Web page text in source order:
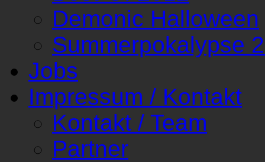
Demonic Halloween
Summerpokalypse
Jobs
Impressum / Kontakt
Kontakt / Team
Partner